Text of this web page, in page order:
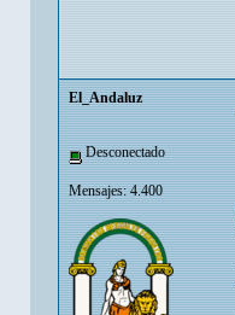
El_Andaluz
Desconectado
Mensajes: 4.400